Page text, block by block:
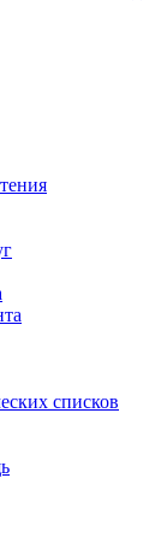
списков